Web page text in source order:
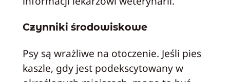
Czynniki środowiskowe
Psy są wrażliwe na otoczenie. Jeśli pies
kaszle, gdy jest podekscytowany w